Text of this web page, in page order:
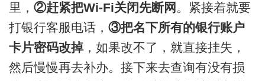
里， ②赶紧把Wi-Fi关闭先断网 。紧接着就要
打银行客服电话， ③把名下所有的银行账户
卡片密码改掉，如果改不了，就直接挂失，
然后慢慢再去补办。接下来去查询有没有损